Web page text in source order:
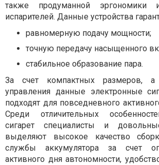
также продуманной эргономики
испарителей. Данные устройства
равномерную подачу мощности;
точную передачу насыщенного
стабильное образование пара.
За счет компактных размеров, а
управления данные электронные
подходят для повседневного
Среди отличительных
сигарет специалисты и
выделяют высокое качество
службы аккумулятора за счет
активного дня автономности,